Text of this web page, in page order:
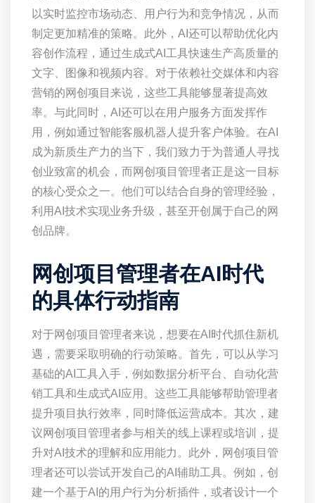
以实时监控市场动态、用户行为和竞争情况，从而
制定更加精准的策略。此外，AI还可以帮助优化内
容创作流程，通过生成式AI工具快速生产高质量的
文字、图像和视频内容。对于依赖社交媒体和内容
营销的网创项目来说，这些工具能够显著提高效
率。与此同时，AI还可以在用户服务方面发挥作
用，例如通过智能客服机器人提升客户体验。在AI
成为新质生产力的当下，我们致力于为普通人寻找
创业致富的机会，而网创项目管理者正是这一目标
的核心受众之一。他们可以结合自身的管理经验，
利用AI技术实现业务升级，甚至开创属于自己的网
创品牌。
网创项目管理者在AI时代
的具体行动指南
对于网创项目管理者来说，想要在AI时代抓住新机
遇，需要采取明确的行动策略。首先，可以从学习
基础的AI工具入手，例如数据分析平台、自动化营
销工具和生成式AI应用。这些工具能够帮助管理者
提升项目执行效率，同时降低运营成本。其次，建
议网创项目管理者参与相关的线上课程或培训，提
升对AI技术的理解和应用能力。此外，网创项目管
理者还可以尝试开发自己的AI辅助工具。例如，创
建一个基于AI的用户行为分析插件，或者设计一个